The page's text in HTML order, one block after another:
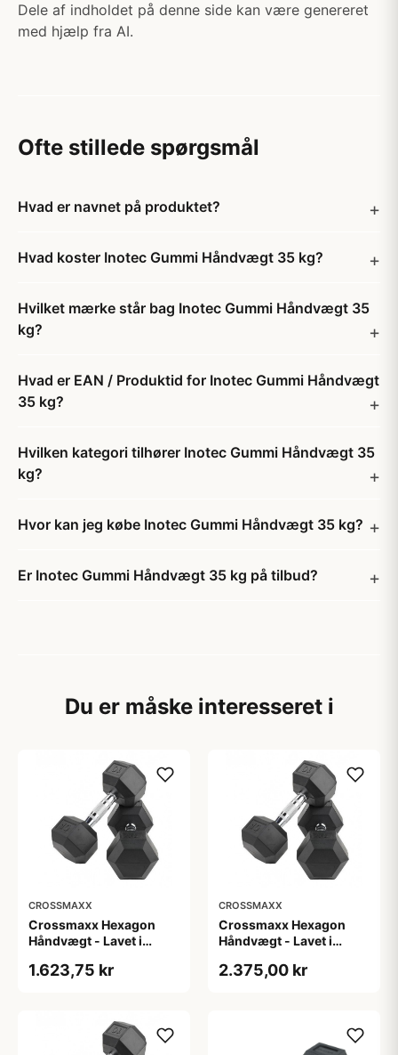
Dele af indholdet på denne side kan være genereret
med hjælp fra AI.
Ofte stillede spørgsmål
Hvad er navnet på produktet?
Hvad koster Inotec Gummi Håndvægt 35 kg?
Hvilket mærke står bag Inotec Gummi Håndvægt 35
kg?
Hvad er EAN / Produktid for Inotec Gummi Håndvægt
35 kg?
Hvilken kategori tilhører Inotec Gummi Håndvægt 35
kg?
Hvor kan jeg købe Inotec Gummi Håndvægt 35 kg?
Er Inotec Gummi Håndvægt 35 kg på tilbud?
Du er måske interesseret i
CROSSMAXX
Crossmaxx Hexagon
Håndvægt - Lavet i
gummi - Riflet håndtag
styrketræning
1.623,75 kr
CROSSMAXX
Crossmaxx Hexagon
Håndvægt - Lavet i
gummi - Riflet håndtag
2.375,00 kr